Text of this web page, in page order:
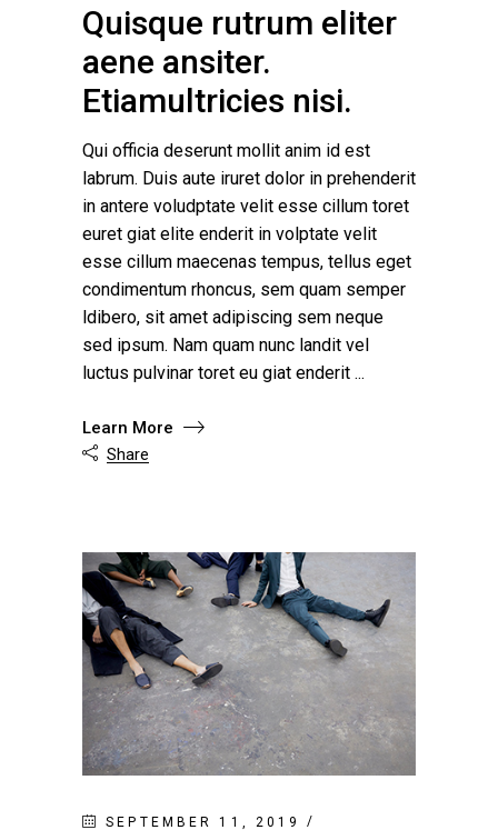
Quisque rutrum eliter
aene ansiter.
Etiamultricies nisi.
Qui officia deserunt mollit anim id est
labrum. Duis aute iruret dolor in prehenderit
in antere voludptate velit esse cillum toret
euret giat elite enderit in volptate velit
esse cillum maecenas tempus, tellus eget
condimentum rhoncus, sem quam semper
ldibero, sit amet adipiscing sem neque
sed ipsum. Nam quam nunc landit vel
luctus pulvinar toret eu giat enderit
Learn More
 Share
SEPTEMBER 11, 2019